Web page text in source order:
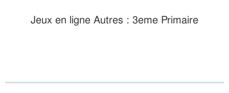
Jeux en ligne Autres : 3eme Primaire